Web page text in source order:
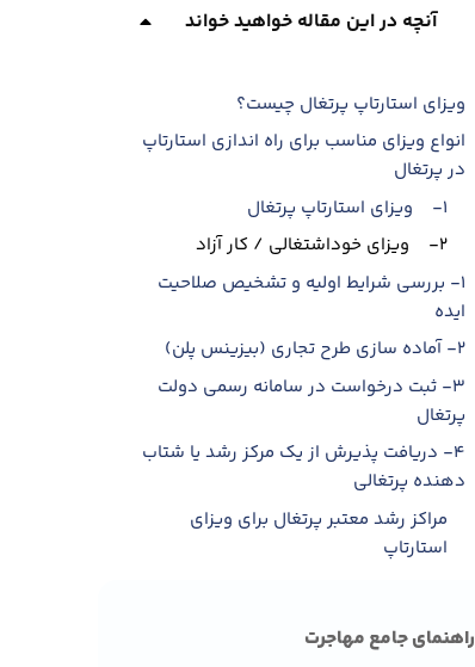
آنچه در این مقاله خواهید خواند
ویزای استارتاپ پرتغال چیست؟
انواع ویزای مناسب برای راه اندازی استارتاپ
در پرتغال
1- ویزای استارتاپ پرتغال
2- ویزای خوداشتغالی / کار آزاد
۱- بررسی شرایط اولیه و تشخیص صلاحیت
ایده
۲- آماده سازی طرح تجاری (بیزینس پلن)
۳- ثبت درخواست در سامانه رسمی دولت
پرتغال
۴- دریافت پذیرش از یک مرکز رشد یا شتاب
دهنده پرتغالی
مراکز رشد معتبر پرتغال برای ویزای
استارتاپ
۵- دریافت تأییدیه اولیه از دولت پرتغال
راهنمای جامع مهاجرت